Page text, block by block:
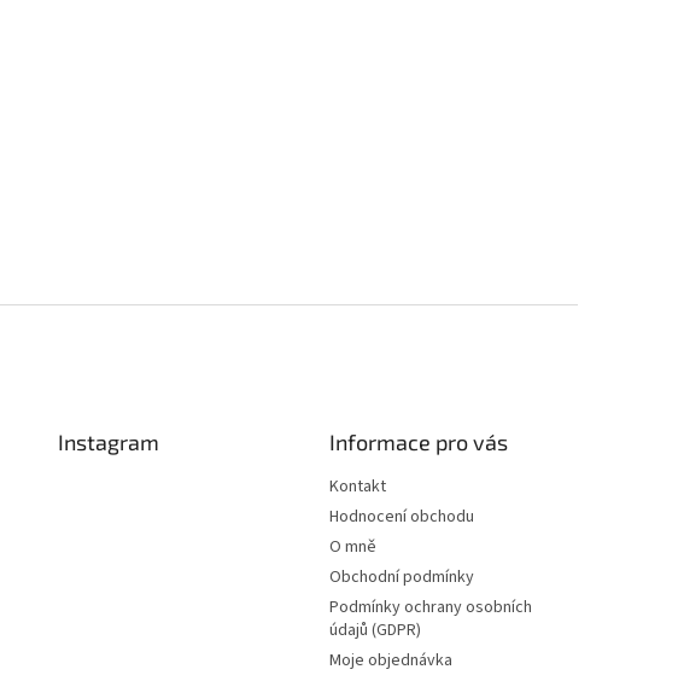
Instagram Informace pro vás
Kontakt
Hodnocení obchodu
O mně
Obchodní podmínky
Podmínky ochrany osobních
údajů (GDPR)
Moje objednávka